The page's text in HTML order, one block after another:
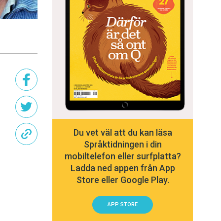
Du vet väl att du kan läsa
Språktidningen i din
mobiltelefon eller surfplatta?
Ladda ned appen från App
Store eller Google Play.
APP STORE